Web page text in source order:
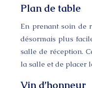
Plan de table
En prenant soin de
désormais plus
salle de réception.
la salle et de placer
Vin d’honneur